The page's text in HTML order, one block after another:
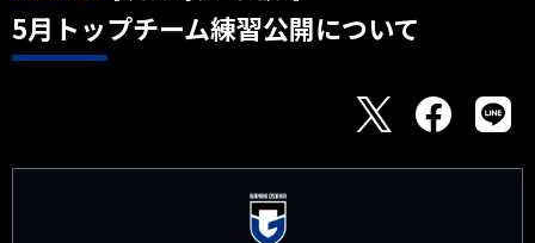
5月トップチーム練習公開について